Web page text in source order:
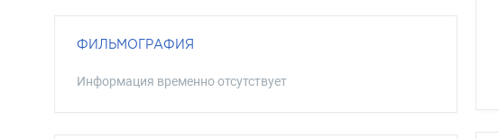
ФИЛЬМОГРАФИЯ
Информация временно отсутствует